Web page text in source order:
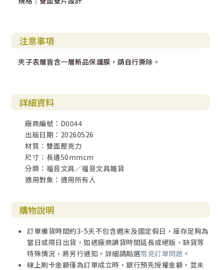
注意事項
夾子表層皆含一層新品保護膜，請自行撕除。
詳細資料
廠商編號：D0044
出版日期：20260526
材質：雙面壓克力
尺寸：長邊50mmcm
分類：福音文具／福音文具雜貨
適用對象：適用所有人
購物說明
訂單備貨時間約3-5天不包含週末及國定假日，庫存足夠為
當日或隔日出貨，如遇廠商調貨時間延長或絕版、缺貨等
特殊情況，將另行通知。詳細請點選常見訂單問題 。
線上刷卡金額僅為訂單成立時，銀行預先授權金額，並未